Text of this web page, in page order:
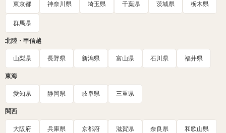
東京都 神奈川県 埼玉県 千葉県 茨城県 栃木県
群馬県
北陸・甲信越
山梨県 長野県 新潟県 富山県 石川県 福井県
東海
愛知県 静岡県 岐阜県 三重県
関西
大阪府 兵庫県 京都府 滋賀県 奈良県 和歌山県